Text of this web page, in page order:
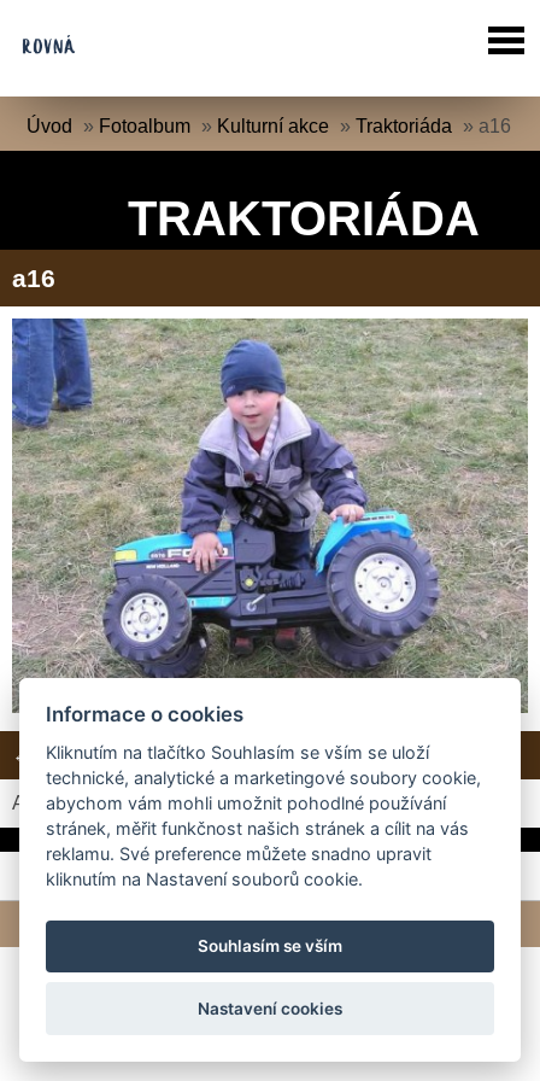
Úvod » Fotoalbum » Kulturní akce »Traktoriáda »a16
TRAKTORIÁDA
a16
← Předchozí Další → Zpět do složky
Automatické procházení:3|4|5|6|7(čas ve vteřinách)
© 2026 eStránky.cz | Tvorba webových stránek
Informace o cookies
Kliknutím na tlačítko Souhlasím se vším se uloží
technické, analytické a marketingové soubory cookie,
abychom vám mohli umožnit pohodlné používání
stránek, měřit funkčnost našich stránek a cílit na vás
reklamu. Své preference můžete snadno upravit
kliknutím na Nastavení souborů cookie.
Souhlasím se vším
Nastavení cookies